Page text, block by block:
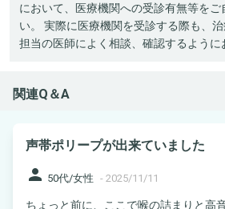
において、医療機関への受診有無等をご
い。 実際に医療機関を受診する際も、治
担当の医師によく相談、確認するように
関連Q＆A
声帯ポリープが出来ていました
person 50代/女性 - 2025/11/11
ちょっと前に、ここで喉の詰まりと高